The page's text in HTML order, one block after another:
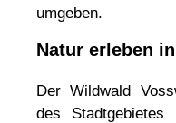
umgeben.
Natur erleben
Der Wildwald
des